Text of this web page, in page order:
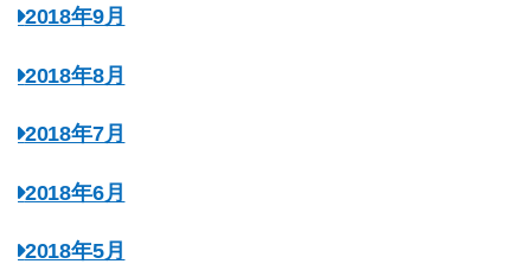
2018年9月
2018年8月
2018年7月
2018年6月
2018年5月